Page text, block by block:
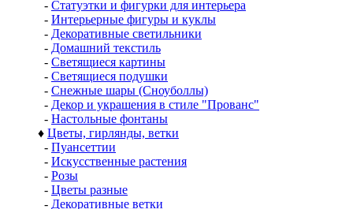
- Статуэтки и фигурки для интерьера
- Интерьерные фигуры и куклы
- Декоративные светильники
- Домашний текстиль
- Светящиеся картины
- Светящиеся подушки
- Снежные шары (Сноуболлы)
- Декор и украшения в стиле "Прованс"
- Настольные фонтаны
♦ Цветы, гирлянды, ветки
- Пуансеттии
- Искусственные растения
- Розы
- Цветы разные
- Декоративные ветки